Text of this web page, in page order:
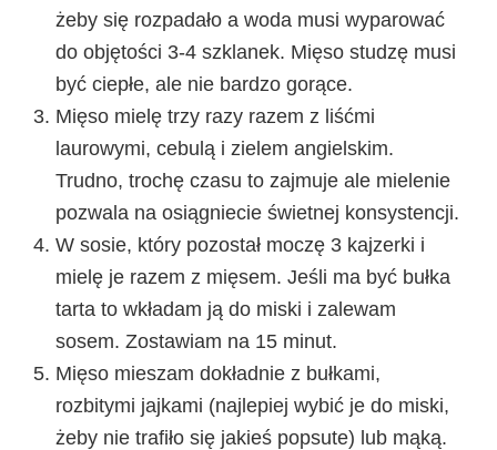
żeby się rozpadało a woda musi wyparować
do objętości 3-4 szklanek. Mięso studzę musi
być ciepłe, ale nie bardzo gorące.
Mięso mielę trzy razy razem z liśćmi
laurowymi, cebulą i zielem angielskim.
Trudno, trochę czasu to zajmuje ale mielenie
pozwala na osiągniecie świetnej konsystencji.
W sosie, który pozostał moczę 3 kajzerki i
mielę je razem z mięsem. Jeśli ma być bułka
tarta to wkładam ją do miski i zalewam
sosem. Zostawiam na 15 minut.
Mięso mieszam dokładnie z bułkami,
rozbitymi jajkami (najlepiej wybić je do miski,
żeby nie trafiło się jakieś popsute) lub mąką.